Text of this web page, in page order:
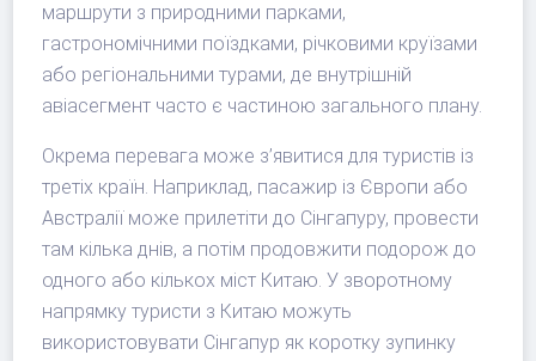
маршрути з природними парками,
гастрономічними поїздками, річковими круїзами
або регіональними турами, де внутрішній
авіасегмент часто є частиною загального плану.
Окрема перевага може з’явитися для туристів із
третіх країн. Наприклад, пасажир із Європи або
Австралії може прилетіти до Сінгапуру, провести
там кілька днів, а потім продовжити подорож до
одного або кількох міст Китаю. У зворотному
напрямку туристи з Китаю можуть
використовувати Сінгапур як коротку зупинку